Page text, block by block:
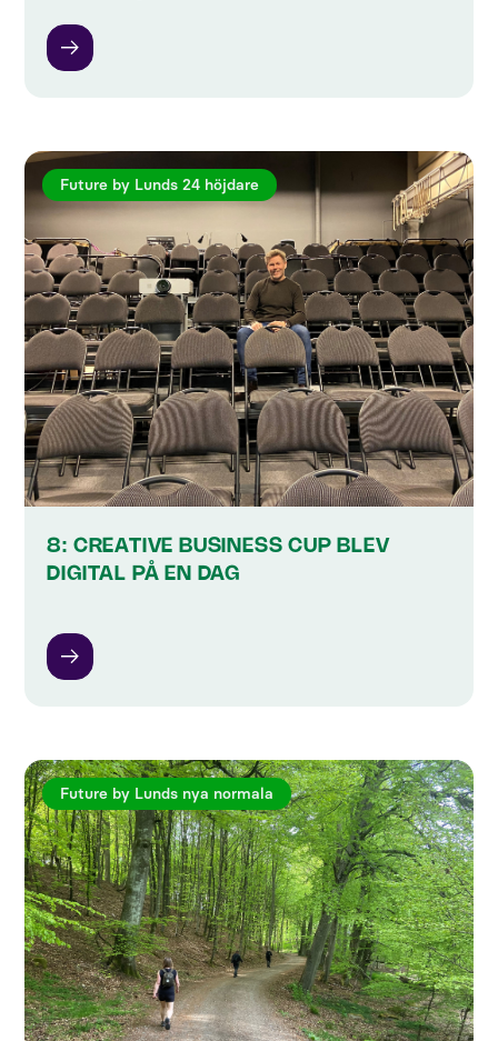
Future by Lunds 24 höjdare
8: CREATIVE BUSINESS CUP BLEV
DIGITAL PÅ EN DAG
Future by Lunds nya normala